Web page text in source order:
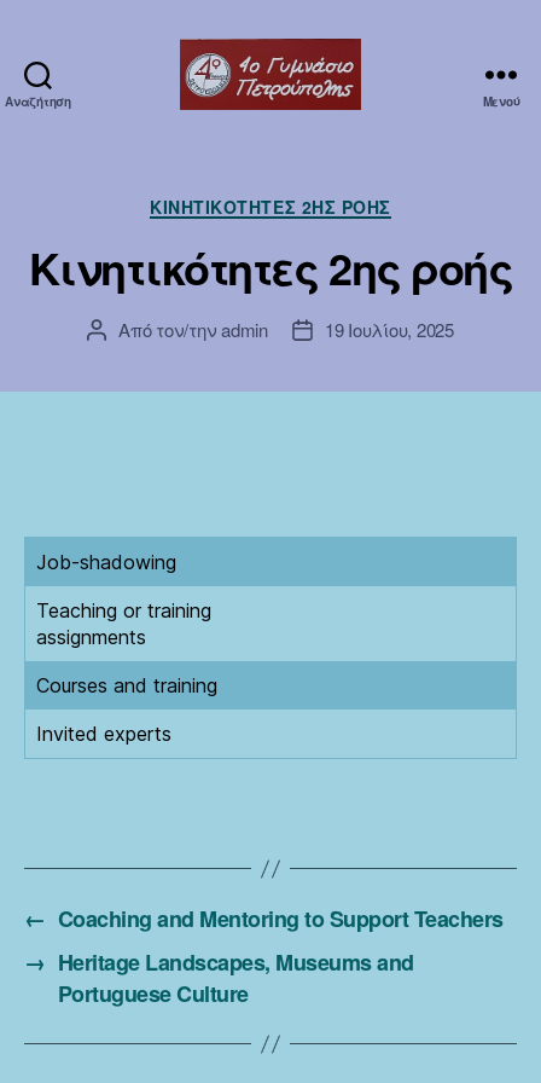
Αναζήτηση Μενού
Κατηγορίες
ΚΙΝΗΤΙΚΌΤΗΤΕΣ 2ΗΣ ΡΟΉΣ
Κινητικότητες 2ης ροής
Συντάκτης
Από τον/τηνadmin
Ημ.19 Ιουλίου, 2025
Job-shadowing
Teaching or training
assignments
Courses and training
Invited experts
← Coaching and Mentoring to Support Teachers
→ Heritage Landscapes, Museums and
Portuguese Culture